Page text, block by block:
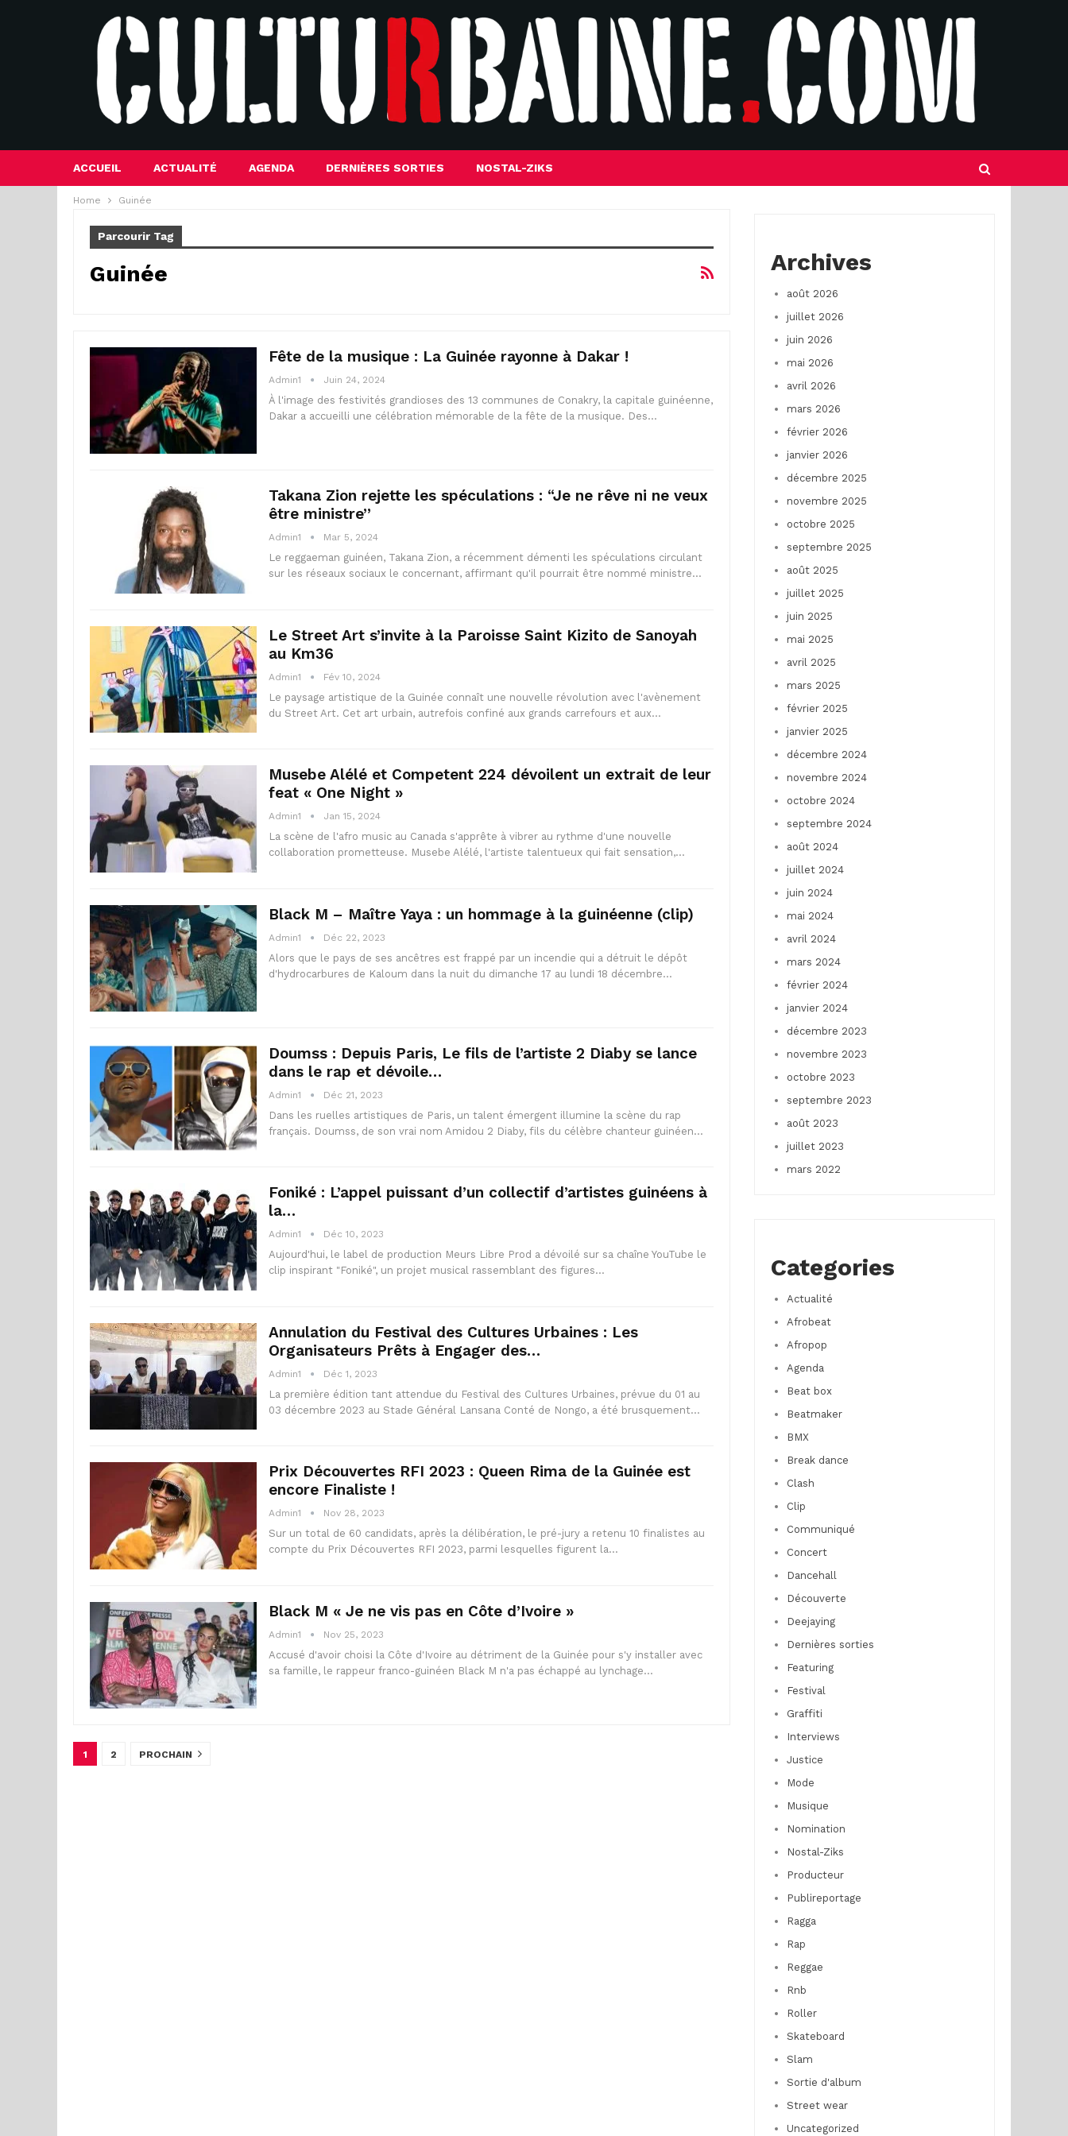
ACCUEIL ACTUALITÉ AGENDA DERNIÈRES SORTIES NOSTAL-ZIKS
Home Guinée
Parcourir Tag
Guinée
Fête de la musique : La Guinée rayonne à Dakar !
Admin1 Juin 24, 2024
À l'image des festivités grandioses des 13 communes de Conakry, la capitale guinéenne,
Dakar a accueilli une célébration mémorable de la fête de la musique. Des…
Takana Zion rejette les spéculations : “Je ne rêve ni ne veux
être ministre”
Admin1 Mar 5, 2024
Le reggaeman guinéen, Takana Zion, a récemment démenti les spéculations circulant
sur les réseaux sociaux le concernant, affirmant qu'il pourrait être nommé ministre…
Le Street Art s’invite à la Paroisse Saint Kizito de Sanoyah
au Km36
Admin1 Fév 10, 2024
Le paysage artistique de la Guinée connaît une nouvelle révolution avec l'avènement
du Street Art. Cet art urbain, autrefois confiné aux grands carrefours et aux…
Musebe Alélé et Competent 224 dévoilent un extrait de leur
feat « One Night »
Admin1 Jan 15, 2024
La scène de l'afro music au Canada s'apprête à vibrer au rythme d'une nouvelle
collaboration prometteuse. Musebe Alélé, l'artiste talentueux qui fait sensation,…
Black M – Maître Yaya : un hommage à la guinéenne (clip)
Admin1 Déc 22, 2023
Alors que le pays de ses ancêtres est frappé par un incendie qui a détruit le dépôt
d'hydrocarbures de Kaloum dans la nuit du dimanche 17 au lundi 18 décembre…
Doumss : Depuis Paris, Le fils de l’artiste 2 Diaby se lance
dans le rap et dévoile…
Admin1 Déc 21, 2023
Dans les ruelles artistiques de Paris, un talent émergent illumine la scène du rap
français. Doumss, de son vrai nom Amidou 2 Diaby, fils du célèbre chanteur guinéen…
Foniké : L’appel puissant d’un collectif d’artistes guinéens à
la…
Admin1 Déc 10, 2023
Aujourd'hui, le label de production Meurs Libre Prod a dévoilé sur sa chaîne YouTube le
clip inspirant "Foniké", un projet musical rassemblant des figures…
Annulation du Festival des Cultures Urbaines : Les
Organisateurs Prêts à Engager des…
Admin1 Déc 1, 2023
La première édition tant attendue du Festival des Cultures Urbaines, prévue du 01 au
03 décembre 2023 au Stade Général Lansana Conté de Nongo, a été brusquement…
Prix Découvertes RFI 2023 : Queen Rima de la Guinée est
encore Finaliste !
Admin1 Nov 28, 2023
Sur un total de 60 candidats, après la délibération, le pré-jury a retenu 10 finalistes au
compte du Prix Découvertes RFI 2023, parmi lesquelles figurent la…
Black M « Je ne vis pas en Côte d’Ivoire »
Admin1 Nov 25, 2023
Accusé d'avoir choisi la Côte d'Ivoire au détriment de la Guinée pour s'y installer avec
sa famille, le rappeur franco-guinéen Black M n'a pas échappé au lynchage…
1 2 PROCHAIN
Archives
août 2026
juillet 2026
juin 2026
mai 2026
avril 2026
mars 2026
février 2026
janvier 2026
décembre 2025
novembre 2025
octobre 2025
septembre 2025
août 2025
juillet 2025
juin 2025
mai 2025
avril 2025
mars 2025
février 2025
janvier 2025
décembre 2024
novembre 2024
octobre 2024
septembre 2024
août 2024
juillet 2024
juin 2024
mai 2024
avril 2024
mars 2024
février 2024
janvier 2024
décembre 2023
novembre 2023
octobre 2023
septembre 2023
août 2023
juillet 2023
mars 2022
Categories
Actualité
Afrobeat
Afropop
Agenda
Beat box
Beatmaker
BMX
Break dance
Clash
Clip
Communiqué
Concert
Dancehall
Découverte
Deejaying
Dernières sorties
Featuring
Festival
Graffiti
Interviews
Justice
Mode
Musique
Nomination
Nostal-Ziks
Producteur
Publireportage
Ragga
Rap
Reggae
Rnb
Roller
Skateboard
Slam
Sortie d'album
Street wear
Uncategorized